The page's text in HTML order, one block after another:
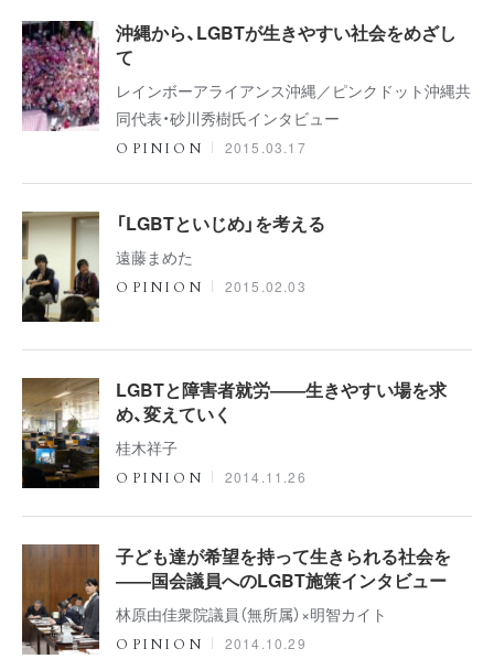
沖縄から、LGBTが生きやすい社会をめざし
て
レインボーアライアンス沖縄／ピンクドット沖縄共
同代表・砂川秀樹氏インタビュー
OPINION 2015.03.17
「LGBTといじめ」を考える
遠藤まめた
OPINION 2015.02.03
LGBTと障害者就労――生きやすい場を求
め、変えていく
桂木祥子
OPINION 2014.11.26
子ども達が希望を持って生きられる社会を
――国会議員へのLGBT施策インタビュー
林原由佳衆院議員（無所属）×明智カイト
OPINION 2014.10.29